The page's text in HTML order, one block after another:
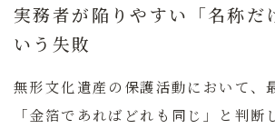
実務者が陥りやすい「名称だ
いう失敗
無形文化遺産の保護活動において、
「金箔であればどれも同じ」と判断